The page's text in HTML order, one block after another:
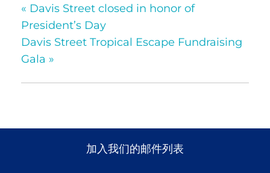
« Davis Street closed in honor of
President’s Day
Davis Street Tropical Escape Fundraising
Gala »
加入我们的邮件列表